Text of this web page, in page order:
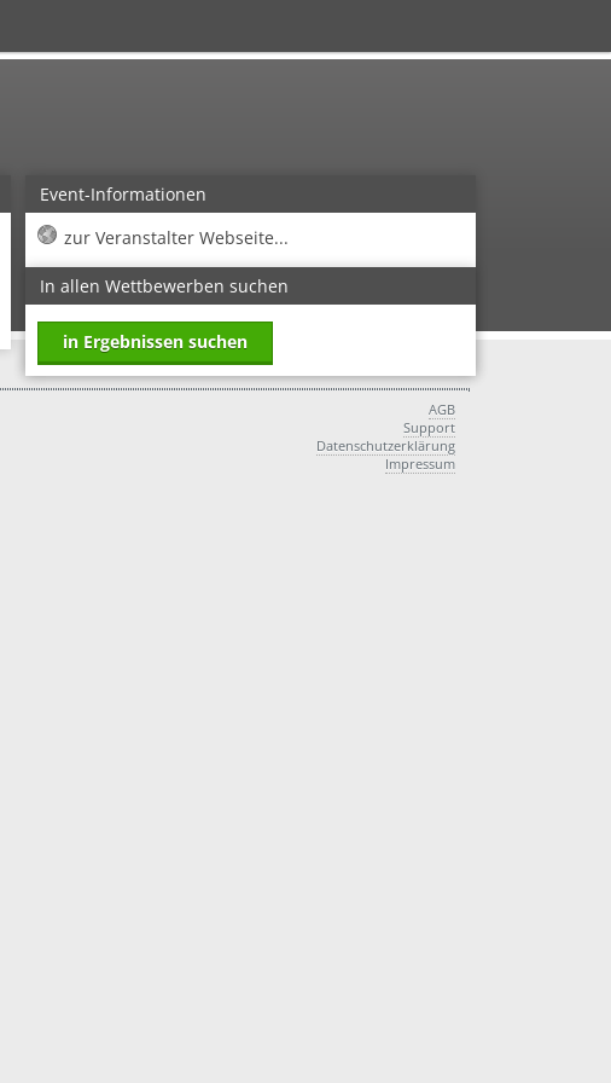
Event-Informationen
zur Veranstalter Webseite...
In allen Wettbewerben suchen
in Ergebnissen suchen
AGB
Support
Datenschutzerklärung
Impressum